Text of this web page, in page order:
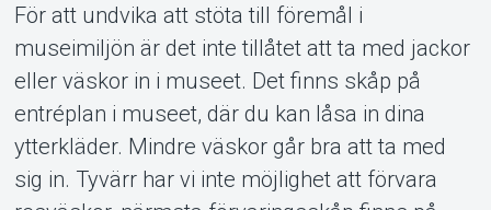
För att undvika att stöta till föremål i
museimiljön är det inte tillåtet att ta med jackor
eller väskor in i museet. Det finns skåp på
entréplan i museet, där du kan låsa in dina
ytterkläder. Mindre väskor går bra att ta med
sig in. Tyvärr har vi inte möjlighet att förvara